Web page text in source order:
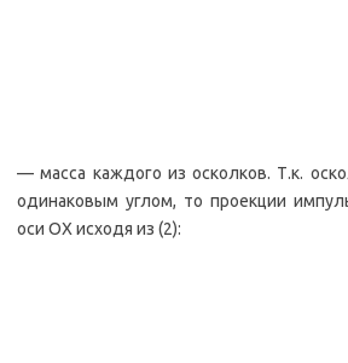
— масса каждого из осколков. Т.к.
одинаковым углом, то проекции
оси ОХ исходя из (2):